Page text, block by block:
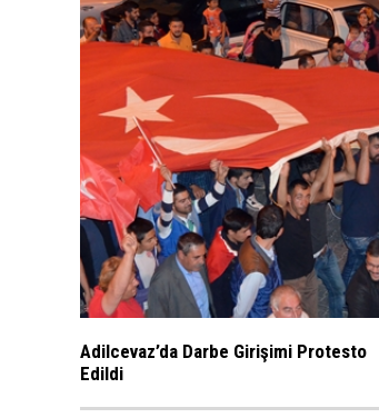
Adilcevaz’da Darbe Girişimi Protesto
Edildi